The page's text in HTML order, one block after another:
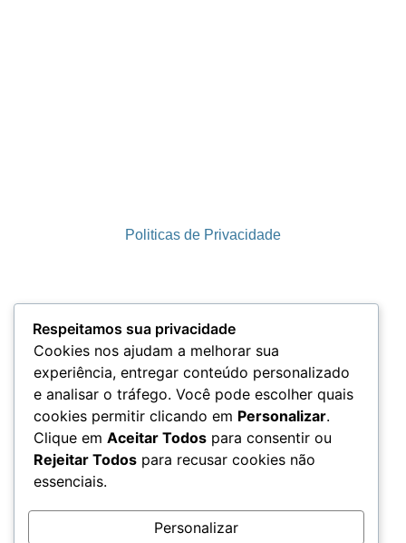
Politicas de Privacidade
Termos e Condições
LGPD
Respeitamos sua privacidade
Cookies nos ajudam a melhorar sua
experiência, entregar conteúdo personalizado
e analisar o tráfego. Você pode escolher quais
cookies permitir clicando em Personalizar.
Clique em Aceitar Todos para consentir ou
Rejeitar Todos para recusar cookies não
essenciais.
Personalizar